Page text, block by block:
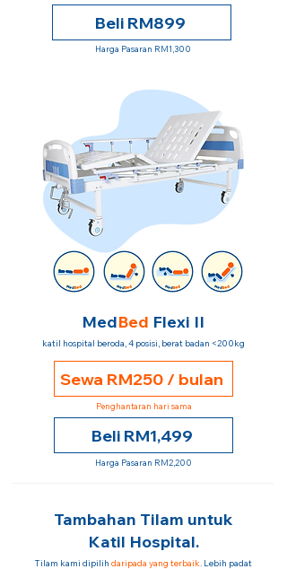
Beli RM899
Harga Pasaran RM1,300
MedBed Flexi II
katil hospital beroda, 4 posisi, berat badan <200kg
Sewa RM250 / bulan
Penghantaran hari sama
Beli RM1,499
Harga Pasaran RM2,200
Tambahan Tilam untuk
Katil Hospital.
Tilam kami dipilih daripada yang terbaik. Lebih padat